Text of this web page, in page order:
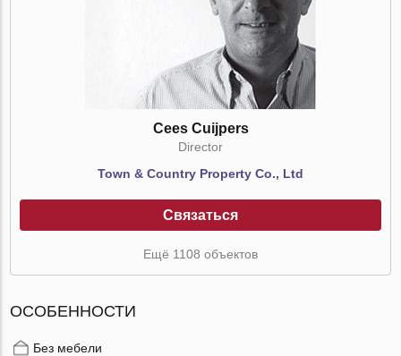
Cees Cuijpers
Director
Town & Country Property Co., Ltd
Связаться
Ещё 1108 объектов
ОСОБЕННОСТИ
Без мебели